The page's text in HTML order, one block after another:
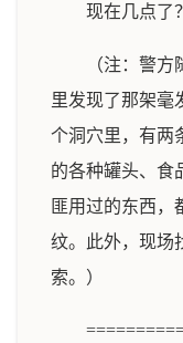
现在几点了
（注：警
里发现了那架毫
个洞穴里，有两
的各种罐头、食
匪用过的东西，
纹。此外，现场
索。）